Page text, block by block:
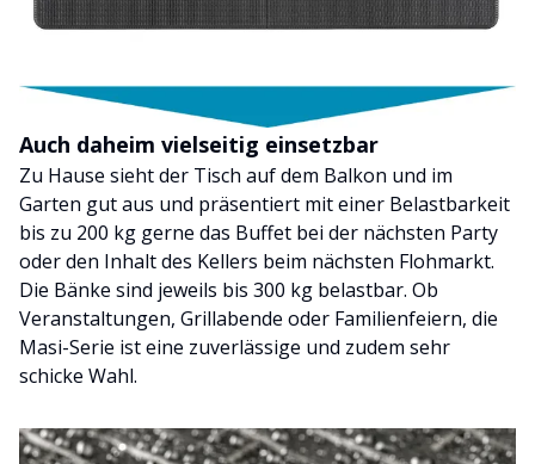
Auch daheim vielseitig einsetzbar
Zu Hause sieht der Tisch auf dem Balkon und im
Garten gut aus und präsentiert mit einer Belastbarkeit
bis zu 200 kg gerne das Buffet bei der nächsten Party
oder den Inhalt des Kellers beim nächsten Flohmarkt.
Die Bänke sind jeweils bis 300 kg belastbar. Ob
Veranstaltungen, Grillabende oder Familienfeiern, die
Masi-Serie ist eine zuverlässige und zudem sehr
schicke Wahl.